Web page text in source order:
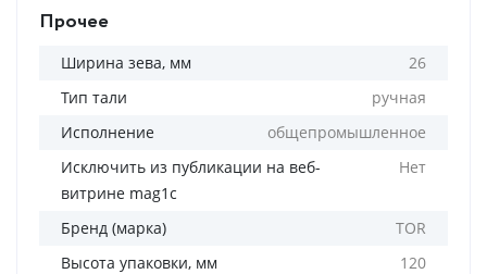
Прочее
Ширина зева, мм
26
Тип тали
ручная
Исполнение
общепромышленное
Исключить из публикации на веб-
витрине mag1c
Нет
Бренд (марка)
TOR
Высота упаковки, мм
120